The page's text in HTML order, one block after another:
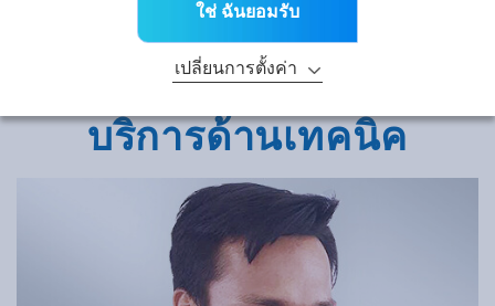
ใช่ ฉันยอมรับ
เปลี่ยนการตั้งค่า
บริการด้านเทคนิค